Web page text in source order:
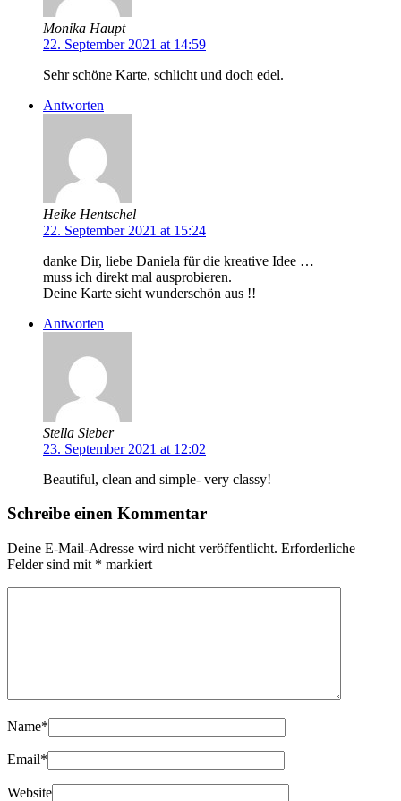
Monika Haupt
22. September 2021 at 14:59
Sehr schöne Karte, schlicht und doch edel.
Antworten
Heike Hentschel
22. September 2021 at 15:24
danke Dir, liebe Daniela für die kreative Idee …
muss ich direkt mal ausprobieren.
Deine Karte sieht wunderschön aus !!
Antworten
Stella Sieber
23. September 2021 at 12:02
Beautiful, clean and simple- very classy!
Schreibe einen Kommentar
Deine E-Mail-Adresse wird nicht veröffentlicht. Erforderliche
Felder sind mit * markiert
Name*
Email*
Website